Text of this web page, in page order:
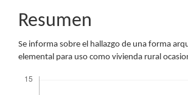
principal
del
artículo
Resumen
Se informa sobre el hallazgo de una forma
elemental para uso como vivienda rural